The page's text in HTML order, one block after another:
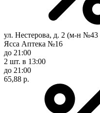
ул. Нестерова, д. 2 (м-н №43
Ясса Аптека №16
до 21:00
2 шт. в 13:00
до 21:00
65,88 р.